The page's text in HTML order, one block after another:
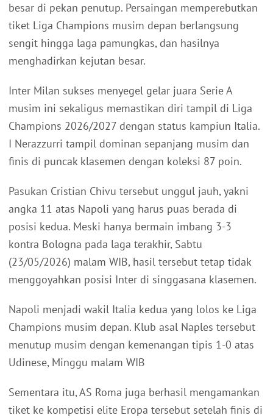
besar di pekan penutup. Persaingan memperebutkan
tiket Liga Champions musim depan berlangsung
sengit hingga laga pamungkas, dan hasilnya
menghadirkan kejutan besar.
Inter Milan sukses menyegel gelar juara Serie A
musim ini sekaligus memastikan diri tampil di Liga
Champions 2026/2027 dengan status kampiun Italia.
I Nerazzurri tampil dominan sepanjang musim dan
finis di puncak klasemen dengan koleksi 87 poin.
Pasukan Cristian Chivu tersebut unggul jauh, yakni
angka 11 atas Napoli yang harus puas berada di
posisi kedua. Meski hanya bermain imbang 3-3
kontra Bologna pada laga terakhir, Sabtu
(23/05/2026) malam WIB, hasil tersebut tetap tidak
menggoyahkan posisi Inter di singgasana klasemen.
Napoli menjadi wakil Italia kedua yang lolos ke Liga
Champions musim depan. Klub asal Naples tersebut
menutup musim dengan kemenangan tipis 1-0 atas
Udinese, Minggu malam WIB
Sementara itu, AS Roma juga berhasil mengamankan
tiket ke kompetisi elite Eropa tersebut setelah finis di